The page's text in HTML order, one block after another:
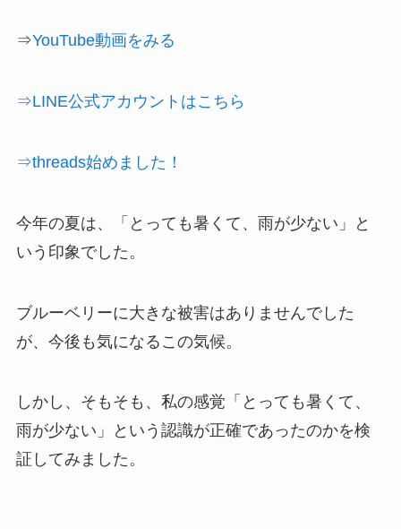
⇒YouTube動画をみる
⇒LINE公式アカウントはこちら
⇒threads始めました！
今年の夏は、「とっても暑くて、雨が少ない」と
いう印象でした。
ブルーベリーに大きな被害はありませんでした
が、今後も気になるこの気候。
しかし、そもそも、私の感覚「とっても暑くて、
雨が少ない」という認識が正確であったのかを検
証してみました。